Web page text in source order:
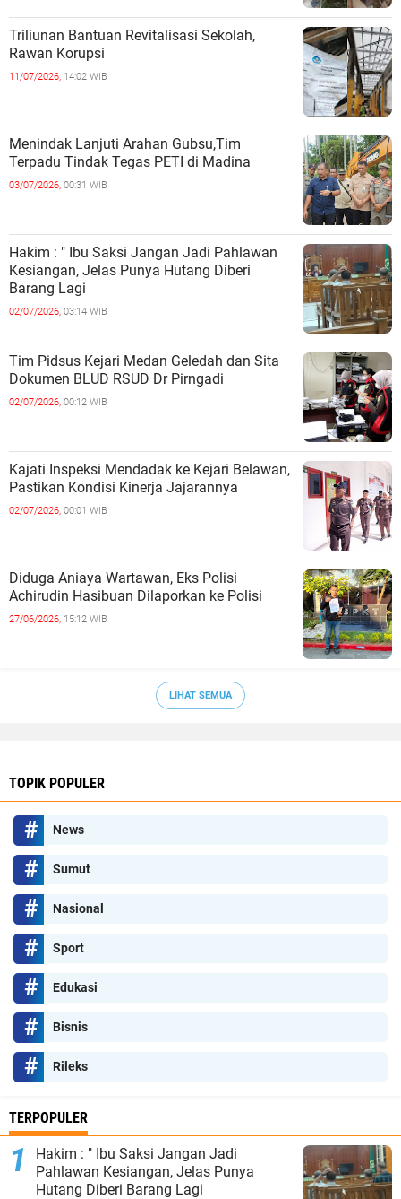
Triliunan Bantuan Revitalisasi Sekolah,
Rawan Korupsi
11/07/2026, 14:02 WIB
Menindak Lanjuti Arahan Gubsu,Tim
Terpadu Tindak Tegas PETI di Madina
03/07/2026, 00:31 WIB
Hakim : " Ibu Saksi Jangan Jadi Pahlawan
Kesiangan, Jelas Punya Hutang Diberi
Barang Lagi
02/07/2026, 03:14 WIB
Tim Pidsus Kejari Medan Geledah dan Sita
Dokumen BLUD RSUD Dr Pirngadi
02/07/2026, 00:12 WIB
Kajati Inspeksi Mendadak ke Kejari Belawan,
Pastikan Kondisi Kinerja Jajarannya
02/07/2026, 00:01 WIB
Diduga Aniaya Wartawan, Eks Polisi
Achirudin Hasibuan Dilaporkan ke Polisi
27/06/2026, 15:12 WIB
LIHAT SEMUA
TOPIK POPULER
News
Sumut
Nasional
Sport
Edukasi
Bisnis
Rileks
TERPOPULER
Hakim : " Ibu Saksi Jangan Jadi
Pahlawan Kesiangan, Jelas Punya
Hutang Diberi Barang Lagi